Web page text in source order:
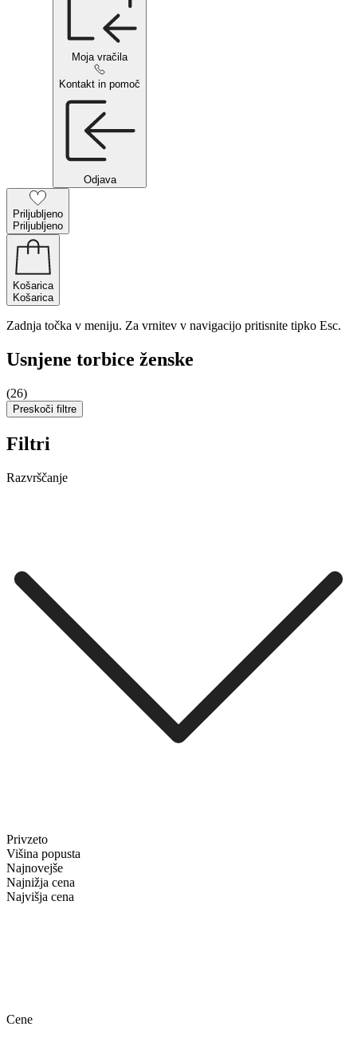
Moja vračila
Kontakt in pomoč
Odjava
Priljubljeno
Priljubljeno
Košarica
Košarica
Zadnja točka v meniju. Za vrnitev v navigacijo pritisnite tipko Esc.
Usnjene torbice ženske
(26)
Preskoči filtre
Filtri
Razvrščanje
Privzeto
Višina popusta
Najnovejše
Najnižja cena
Najvišja cena
Cene